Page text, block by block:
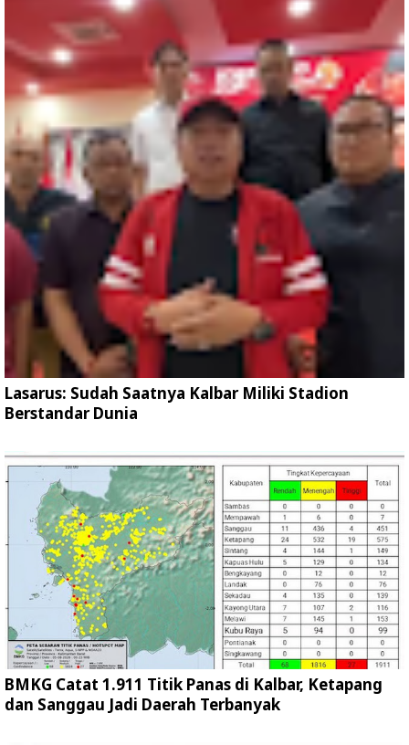
Lasarus: Sudah Saatnya Kalbar Miliki Stadion
Berstandar Dunia
BMKG Catat 1.911 Titik Panas di Kalbar, Ketapang
dan Sanggau Jadi Daerah Terbanyak